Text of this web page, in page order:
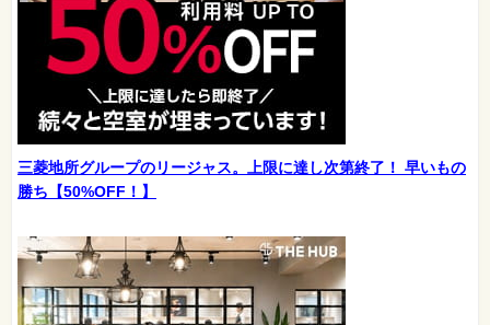
三菱地所グループのリージャス。上限に達し次第終了！ 早いもの
勝ち【50%OFF！】